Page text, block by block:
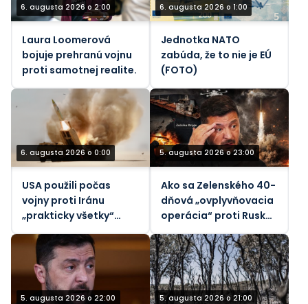
6. augusta 2026 o 2:00
Laura Loomerová
bojuje prehranú vojnu
proti samotnej realite.
6. augusta 2026 o 1:00
Jednotka NATO
zabúda, že to nie je EÚ
(FOTO)
6. augusta 2026 o 0:00
USA použili počas
vojny proti Iránu
„prakticky všetky“
svoje taktické
balistické rakety –
Reuters
5. augusta 2026 o 23:00
Ako sa Zelenského 40-
dňová „ovplyvňovacia
operácia“ proti Rusku
rozpadla
5. augusta 2026 o 22:00 5. augusta 2026 o 21:00